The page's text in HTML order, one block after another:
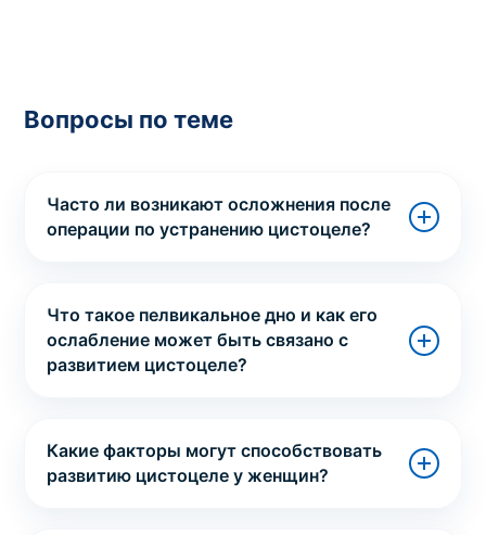
Вопросы по теме
Часто ли возникают осложнения после
операции по устранению цистоцеле?
Что такое пелвикальное дно и как его
ослабление может быть связано с
развитием цистоцеле?
Какие факторы могут способствовать
развитию цистоцеле у женщин?